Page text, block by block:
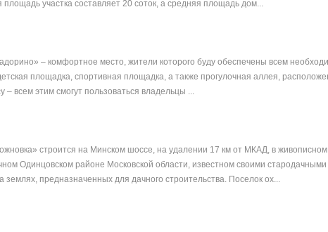
участка составляет 20 соток, а средняя площадь дом...
– комфортное место, жители которого буду обеспечены всем
площадка, спортивная площадка, а также прогулочная аллея,
– всем этим смогут пользоваться владельцы ...
строится на Минском шоссе, на удалении 17 км от МКАД, в живописном
Одинцовском районе Московской области, известном своими
землях, предназначенных для дачного строительства. Поселок ох...